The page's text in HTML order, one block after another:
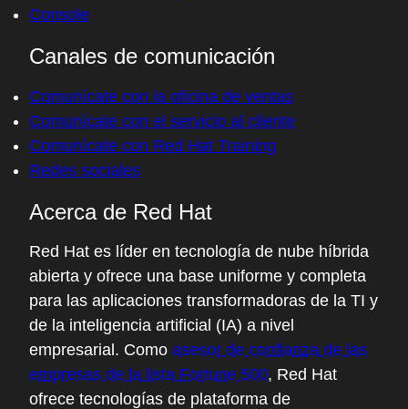
Console
Canales de comunicación
Comunícate con la oficina de ventas
Comunícate con el servicio al cliente
Comunícate con Red Hat Training
Redes sociales
Acerca de Red Hat
Red Hat es líder en tecnología de nube híbrida
abierta y ofrece una base uniforme y completa
para las aplicaciones transformadoras de la TI y
de la inteligencia artificial (IA) a nivel
empresarial. Como asesor de confianza de las
empresas de la lista Fortune 500, Red Hat
ofrece tecnologías de plataforma de